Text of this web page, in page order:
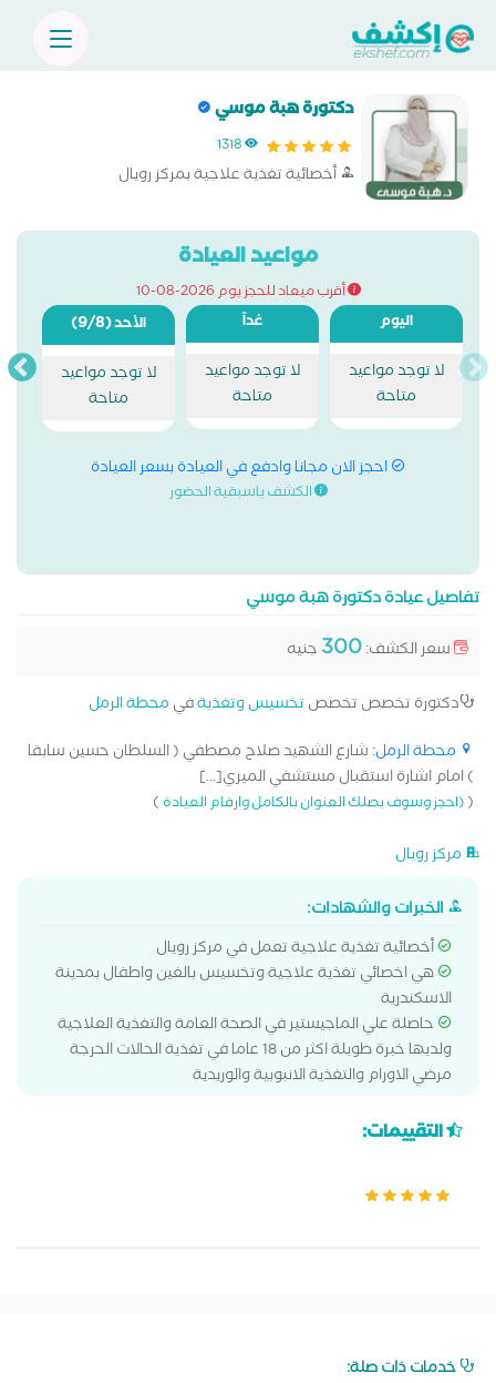
دكتورة هبة موسي
1318
أخصائية تغذية علاجية بمركز رويال
مواعيد العيادة
أقرب ميعاد للحجز يوم 2026-08-10
اليوم
لا توجد مواعيد
متاحة
غداً
لا توجد مواعيد
متاحة
الأحد(9/8)
لا توجد مواعيد
متاحة
احجز الان مجانا وادفع في العيادة بسعر العيادة
الكشف باسبقية الحضور
تفاصيل عيادة دكتورة هبة موسي
سعر الكشف:300 جنيه
دكتورة تخصص تخصص تخسيس وتغذيةفي محطة الرمل
محطة الرمل: شارع الشهيد صلاح مصطفي ( السلطان حسين سابقا
) امام اشارة استقبال مستشفي الميري[...]
((احجز وسوف يصلك العنوان بالكامل وارقام العيادة)
مركز رويال
الخبرات والشهادات:
أخصائية تغذية علاجية تعمل في مركز رويال
هي اخصائي تغذية علاجية وتخسيس بالغين واطفال بمدينة
الاسكندرية
حاصلة علي الماجيستير في الصحة العامة والتغذية العلاجية
ولديها خبرة طويلة اكثر من 18 عاما في تغذية الحالات الحرجة
مرضي الاورام والتغذية الانبوبية والوريدية
التقييمات:
خدمات ذات صلة: